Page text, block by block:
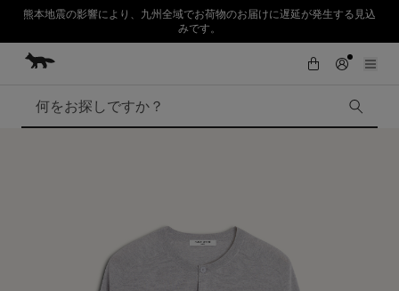
熊本地震の影響により、九州全域でお荷物のお届けに遅延が発生する見込
みです。
SUMMER SALE : 2026年春夏コレクションの人気アイテムが、さらにお買
い求めやすくなりました。対象アイテムが最大50%OFF。
コンテンツにスキップ
Skip to Footer
検索